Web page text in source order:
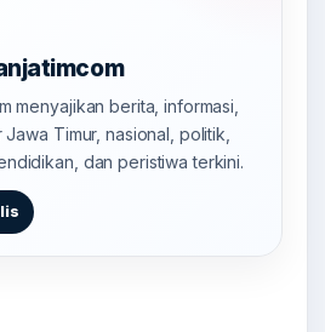
menyajikan berita, informasi,
Timur, nasional, politik,
dan peristiwa terkini.